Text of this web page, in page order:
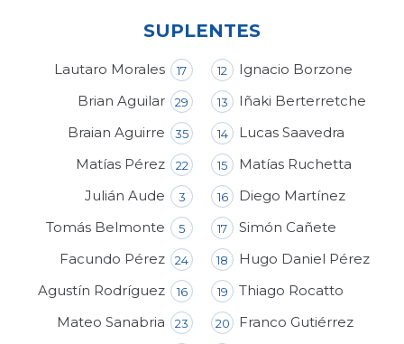
SUPLENTES
Lautaro Morales 17
Brian Aguilar 29
Braian Aguirre 35
Matías Pérez 22
Julián Aude 3
Tomás Belmonte 5
Facundo Pérez 24
Agustín Rodríguez 16
Mateo Sanabria 23
12 Ignacio Borzone
13 Iñaki Berterretche
14 Lucas Saavedra
15 Matías Ruchetta
16 Diego Martínez
17 Simón Cañete
18 Hugo Daniel Pérez
19 Thiago Rocatto
20 Franco Gutiérrez